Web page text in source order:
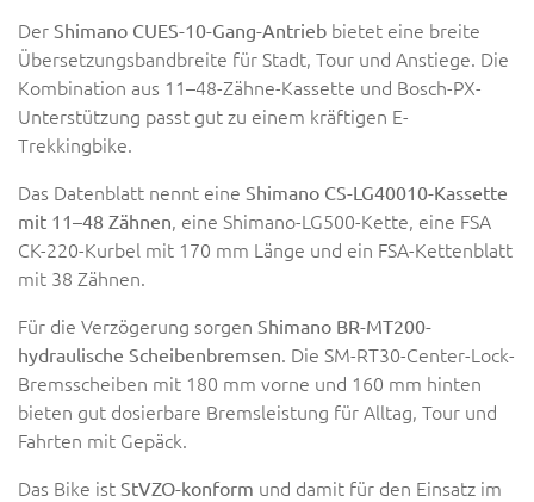
Der Shimano CUES-10-Gang-Antrieb bietet eine breite
Übersetzungsbandbreite für Stadt, Tour und Anstiege. Die
Kombination aus 11–48-Zähne-Kassette und Bosch-PX-
Unterstützung passt gut zu einem kräftigen E-
Trekkingbike.
Das Datenblatt nennt eine Shimano CS-LG40010-Kassette
mit 11–48 Zähnen, eine Shimano-LG500-Kette, eine FSA
CK-220-Kurbel mit 170 mm Länge und ein FSA-Kettenblatt
mit 38 Zähnen.
Für die Verzögerung sorgen Shimano BR-MT200-
hydraulische Scheibenbremsen. Die SM-RT30-Center-Lock-
Bremsscheiben mit 180 mm vorne und 160 mm hinten
bieten gut dosierbare Bremsleistung für Alltag, Tour und
Fahrten mit Gepäck.
Das Bike ist StVZO-konform und damit für den Einsatz im